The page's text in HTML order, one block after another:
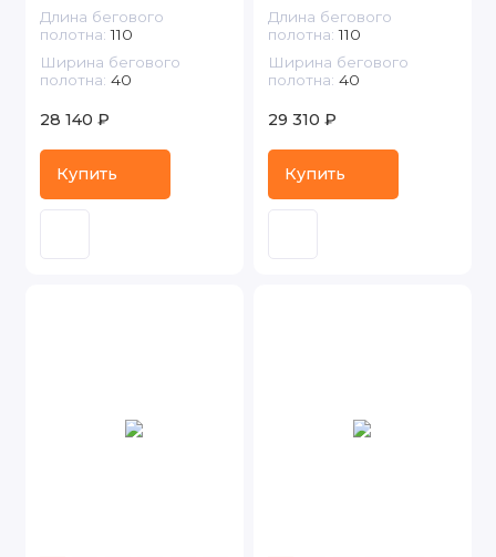
Длина бегового
полотна: 110
Ширина бегового
полотна: 40
28 140 ₽
Купить
Длина бегового
полотна: 110
Ширина бегового
полотна: 40
29 310 ₽
Купить